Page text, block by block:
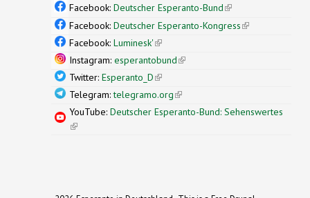
Facebook: Deutscher Esperanto-Bund(link is
external)
Facebook: Deutscher Esperanto-Kongress(link is
Facebook: Luminesk'(link is external)
Instagram: esperantobund(link is external)
Twitter: Esperanto_D(link is external)
Telegram:telegramo.org(link is external)
YouTube: Deutscher Esperanto-Bund: Sehenswertes
(link is external)